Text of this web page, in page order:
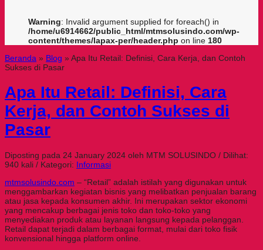
Warning: Invalid argument supplied for foreach() in
/home/u6914662/public_html/mtmsolusindo.com/wp-
content/themes/lapax-per/header.php on line 180
Beranda » Blog »Apa Itu Retail: Definisi, Cara Kerja, dan Contoh
Sukses di Pasar
Apa Itu Retail: Definisi, Cara
Kerja, dan Contoh Sukses di
Pasar
Diposting pada 24 January 2024 oleh MTM SOLUSINDO / Dilihat:
940 kali / Kategori: Informasi
mtmsolusindo.com – “Retail” adalah istilah yang digunakan untuk
menggambarkan kegiatan bisnis yang melibatkan penjualan barang
atau jasa kepada konsumen akhir. Ini merupakan sektor ekonomi
yang mencakup berbagai jenis toko dan toko-toko yang
menyediakan produk atau layanan langsung kepada pelanggan.
Retail dapat terjadi dalam berbagai format, mulai dari toko fisik
konvensional hingga platform online.